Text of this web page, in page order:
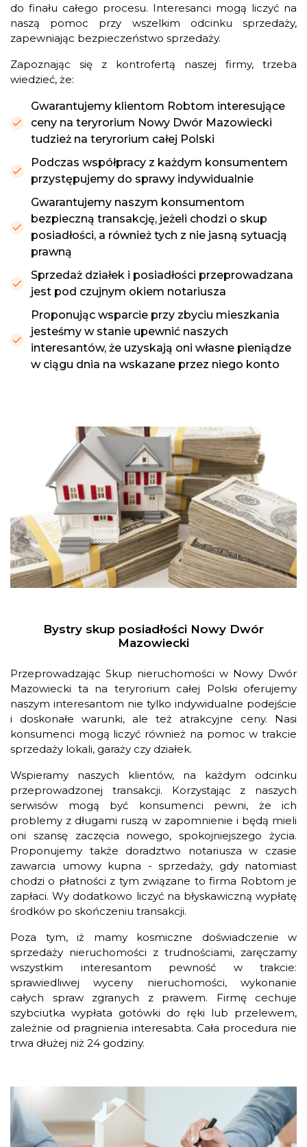
do finału całego procesu. Interesanci mogą liczyć na
naszą pomoc przy wszelkim odcinku sprzedaży,
zapewniając bezpieczeństwo sprzedaży.
Zapoznając się z kontrofertą naszej firmy, trzeba
wiedzieć, że:
Gwarantujemy klientom Robtom interesujące
ceny na teryrorium Nowy Dwór Mazowiecki
tudzież na teryrorium całej Polski
Podczas współpracy z każdym konsumentem
przystępujemy do sprawy indywidualnie
Gwarantujemy naszym konsumentom
bezpieczną transakcję, jeżeli chodzi o skup
posiadłości, a również tych z nie jasną sytuacją
prawną
Sprzedaż działek i posiadłości przeprowadzana
jest pod czujnym okiem notariusza
Proponując wsparcie przy zbyciu mieszkania
jesteśmy w stanie upewnić naszych
interesantów, że uzyskają oni własne pieniądze
w ciągu dnia na wskazane przez niego konto
Bystry skup posiadłości Nowy Dwór
Mazowiecki
Przeprowadzając Skup nieruchomości w Nowy Dwór
Mazowiecki ta na teryrorium całej Polski oferujemy
naszym interesantom nie tylko indywidualne podejście
i doskonałe warunki, ale też atrakcyjne ceny. Nasi
konsumenci mogą liczyć również na pomoc w trakcie
sprzedaży lokali, garaży czy działek.
Wspieramy naszych klientów, na każdym odcinku
przeprowadzonej transakcji. Korzystając z naszych
serwisów mogą być konsumenci pewni, że ich
problemy z długami ruszą w zapomnienie i będą mieli
oni szansę zaczęcia nowego, spokojniejszego życia.
Proponujemy także doradztwo notariusza w czasie
zawarcia umowy kupna - sprzedaży, gdy natomiast
chodzi o płatności z tym związane to firma Robtom je
zapłaci. Wy dodatkowo liczyć na błyskawiczną wypłatę
środków po skończeniu transakcji.
Poza tym, iż mamy kosmiczne doświadczenie w
sprzedaży nieruchomości z trudnościami, zaręczamy
wszystkim interesantom pewność w trakcie:
sprawiedliwej wyceny nieruchomości, wykonanie
całych spraw zgranych z prawem. Firmę cechuje
szybciutka wypłata gotówki do ręki lub przelewem,
zależnie od pragnienia interesabta. Cała procedura nie
trwa dłużej niż 24 godziny.